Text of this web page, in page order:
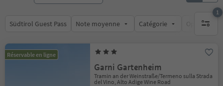
Südtirol Guest Pass Note moyenne Catégorie Options de
1
1 filtre
Réservable en ligne
Garni Gartenheim
Tramin an der Weinstraße/Termeno sulla Strada
del Vino, Alto Adige Wine Road